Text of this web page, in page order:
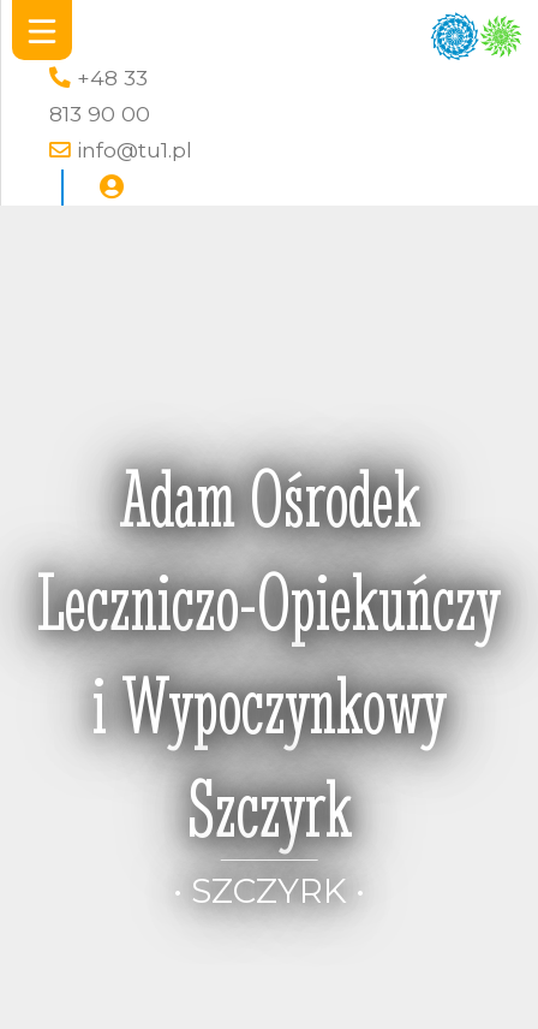
+48 33
813 90 00
info@tu1.pl
Adam Ośrodek
Leczniczo-Opiekuńczy
i Wypoczynkowy
Szczyrk
• SZCZYRK •